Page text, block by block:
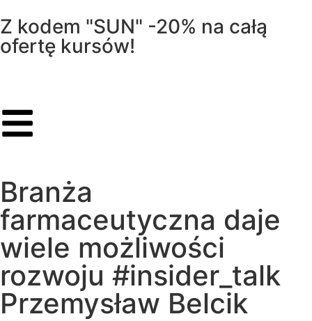
Z kodem "SUN" -20% na całą
ofertę kursów!
Branża
farmaceutyczna daje
wiele możliwości
rozwoju #insider_talk
Przemysław Belcik